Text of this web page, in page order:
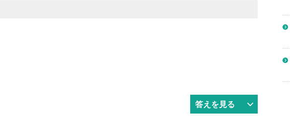
答えを見る